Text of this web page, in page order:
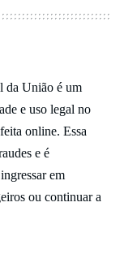
da União é um
e uso legal no
online. Essa
e é
em
ou continuar a